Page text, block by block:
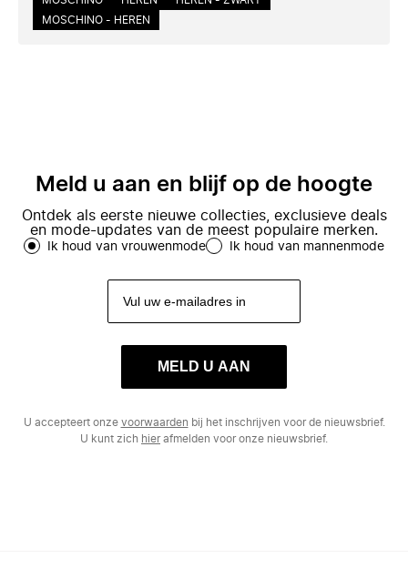
MOSCHINO - HEREN
Meld u aan en blijf op de hoogte
Ontdek als eerste nieuwe collecties, exclusieve deals
en mode-updates van de meest populaire merken.
Ik houd van vrouwenmode Ik houd van mannenmode
MELD U AAN
U accepteert onze voorwaarden bij het inschrijven voor de nieuwsbrief.
U kunt zich hierafmelden voor onze nieuwsbrief.